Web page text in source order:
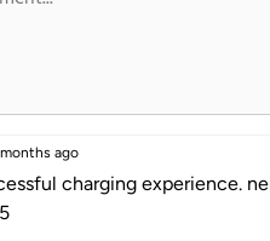
ago
charging experience.